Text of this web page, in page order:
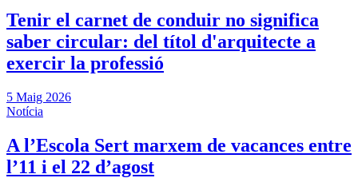
Tenir el carnet de conduir no significa
saber circular: del títol d'arquitecte a
exercir la professió
5 Maig 2026
Notícia
A l’Escola Sert marxem de vacances entre
l’11 i el 22 d’agost